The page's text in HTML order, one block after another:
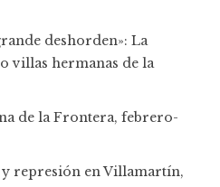
deshorden»: La
villas hermanas de la
de la Frontera, febrero-
represión en Villamartín,